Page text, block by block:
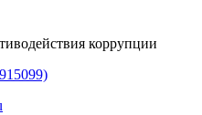
коррупции